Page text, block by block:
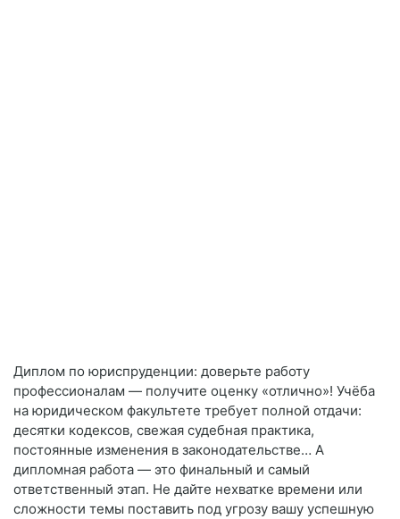
Диплом по юриспруденции: доверьте работу
профессионалам — получите оценку «отлично»! Учёба
на юридическом факультете требует полной отдачи:
десятки кодексов, свежая судебная практика,
постоянные изменения в законодательстве… А
дипломная работа — это финальный и самый
ответственный этап. Не дайте нехватке времени или
сложности темы поставить под угрозу вашу успешную